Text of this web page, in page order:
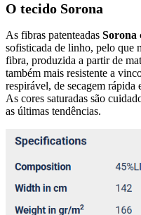
O tecido Sorona
As fibras patenteadas Sorona
sofisticada de linho, pelo que
fibra, produzida a partir de
também mais resistente a
respirável, de secagem
As cores saturadas são
as últimas tendências.